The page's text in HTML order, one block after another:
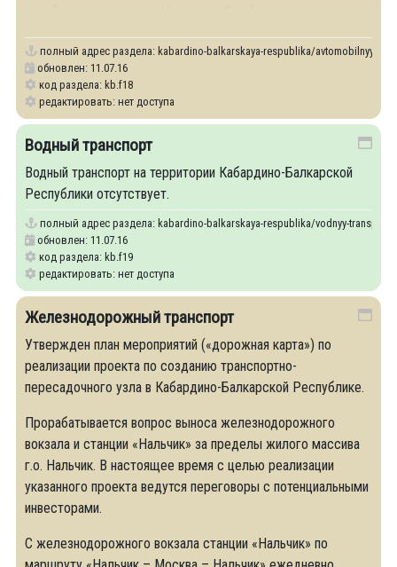
полный адрес раздела: kabardino-balkarskaya-respublika/avtomobilnyy-
обновлен: 11.07.16
код раздела: kb.f18
редактировать: нет доступа
Водный транспорт
Водный транспорт на территории Кабардино-Балкарской
Республики отсутствует.
полный адрес раздела: kabardino-balkarskaya-respublika/vodnyy-transport
обновлен: 11.07.16
код раздела: kb.f19
редактировать: нет доступа
Железнодорожный транспорт
Утвержден план мероприятий («дорожная карта») по
реализации проекта по созданию транспортно-
пересадочного узла в Кабардино-Балкарской Республике.
Прорабатывается вопрос выноса железнодорожного
вокзала и станции «Нальчик» за пределы жилого массива
г.о. Нальчик. В настоящее время с целью реализации
указанного проекта ведутся переговоры с потенциальными
инвесторами.
С железнодорожного вокзала станции «Нальчик» по